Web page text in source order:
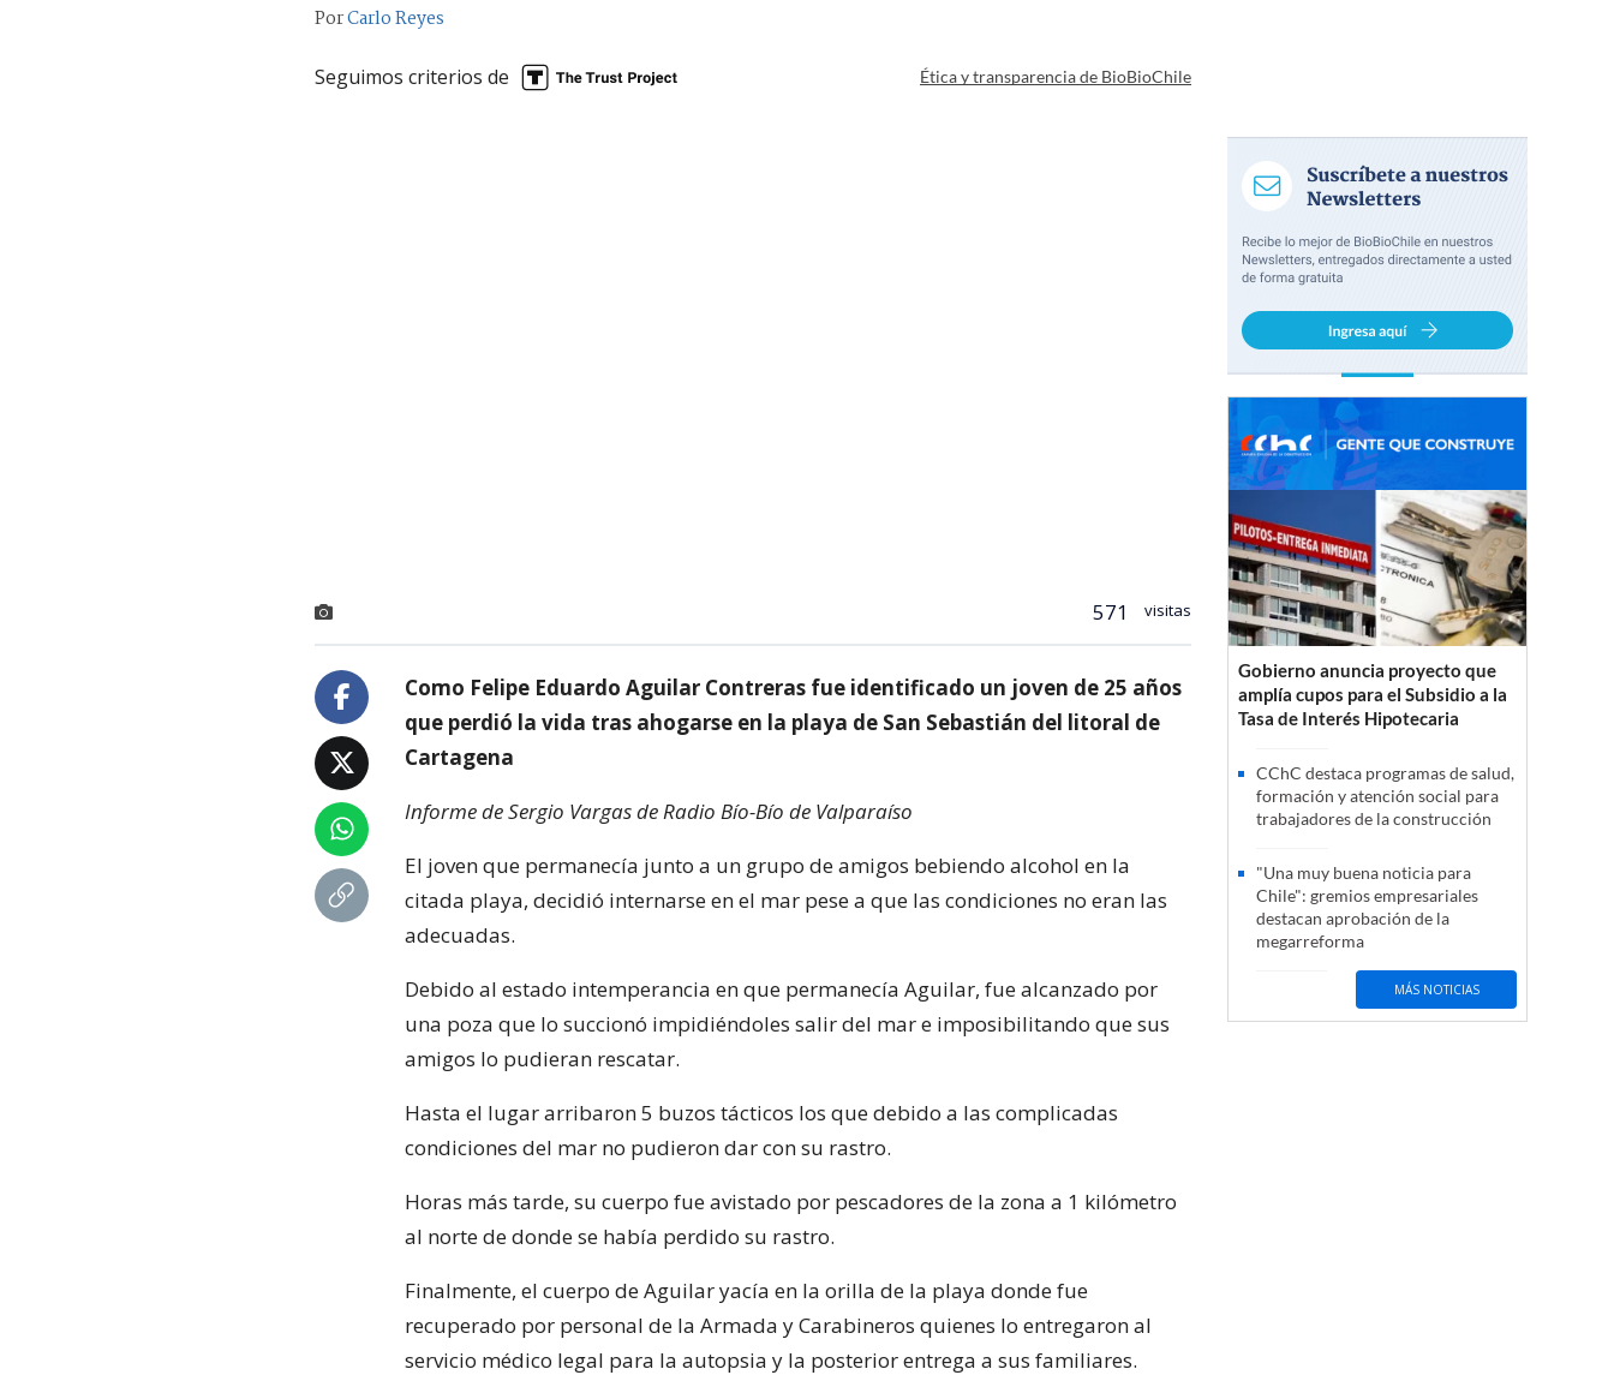
PorCarlo Reyes
Seguimos criterios de Ética y transparencia de BioBioChile
571 visitas
Como Felipe Eduardo Aguilar Contreras fue identificado un joven de 25 años
que perdió la vida tras ahogarse en la playa de San Sebastián del litoral de
Cartagena
Informe de Sergio Vargas de Radio Bío-Bío de Valparaíso
El joven que permanecía junto a un grupo de amigos bebiendo alcohol en la
citada playa, decidió internarse en el mar pese a que las condiciones no eran las
adecuadas.
Debido al estado intemperancia en que permanecía Aguilar, fue alcanzado por
una poza que lo succionó impidiéndoles salir del mar e imposibilitando que sus
amigos lo pudieran rescatar.
Hasta el lugar arribaron 5 buzos tácticos los que debido a las complicadas
condiciones del mar no pudieron dar con su rastro.
Horas más tarde, su cuerpo fue avistado por pescadores de la zona a 1 kilómetro
al norte de donde se había perdido su rastro.
Finalmente, el cuerpo de Aguilar yacía en la orilla de la playa donde fue
recuperado por personal de la Armada y Carabineros quienes lo entregaron al
servicio médico legal para la autopsia y la posterior entrega a sus familiares.
Gobierno anuncia proyecto que
amplía cupos para el Subsidio a la
Tasa de Interés Hipotecaria
CChC destaca programas de salud,
formación y atención social para
trabajadores de la construcción
"Una muy buena noticia para
Chile": gremios empresariales
destacan aprobación de la
megarreforma
MÁS NOTICIAS